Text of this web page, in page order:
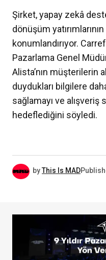
Şirket, yapay zekâ
dönüşüm
konumlandırıyor.
Pazarlama Genel
Alista’nın müşterilerin
duydukları bilgilere
sağlamayı ve alışveriş
hedeflediğini söyledi.
byThis Is MAD